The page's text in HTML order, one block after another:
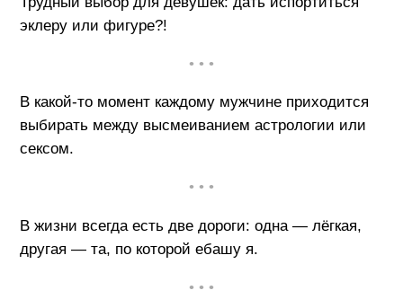
эклеру или фигуре?!
• • •
В какой-то момент каждому мужчине приходится
выбирать между высмеиванием астрологии или
сексом.
• • •
В жизни всегда есть две дороги: одна — лёгкая,
другая — та, по которой ебашу я.
• • •